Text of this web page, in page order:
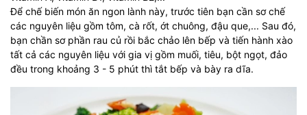
Để chế biến món ăn ngon lành này, trước tiên bạn cần sơ chế
các nguyên liệu gồm tôm, cà rốt, ớt chuông, đậu que,... Sau đó,
bạn chần sơ phần rau củ rồi bắc chảo lên bếp và tiến hành xào
tất cả các nguyên liệu với gia vị gồm muối, tiêu, bột ngọt, đảo
đều trong khoảng 3 - 5 phút thì tắt bếp và bày ra dĩa.